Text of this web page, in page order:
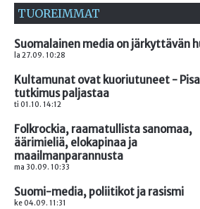
TUOREIMMAT
Suomalainen media on järkyttävän
la 27.09. 10:28
Kultamunat ovat kuoriutuneet -
tutkimus paljastaa
ti 01.10. 14:12
Folkrockia, raamatullista sanomaa,
äärimieliä, elokapinaa ja
maailmanparannusta
ma 30.09. 10:33
Suomi-media, poliitikot ja rasismi
ke 04.09. 11:31